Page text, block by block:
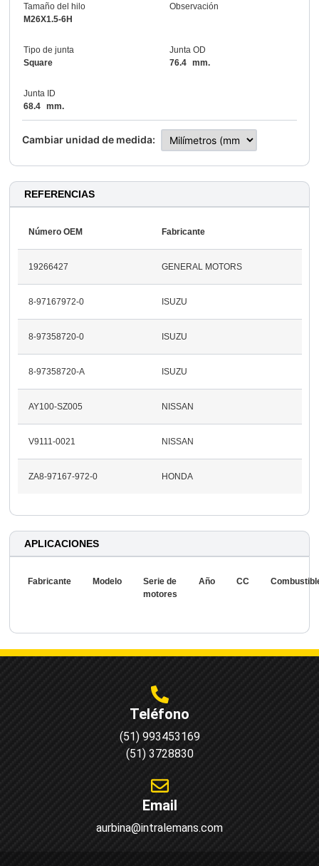
Tamaño del hilo
M26X1.5-6H
Observación
Tipo de junta
Square
Junta OD
76.4 mm.
Junta ID
68.4 mm.
Cambiar unidad de medida:
REFERENCIAS
Número OEM Fabricante
19266427 GENERAL MOTORS
8-97167972-0 ISUZU
8-97358720-0 ISUZU
8-97358720-A ISUZU
AY100-SZ005 NISSAN
V9111-0021 NISSAN
ZA8-97167-972-0 HONDA
APLICACIONES
Fabricante Modelo
Serie de
motores
Año CC
Teléfono
(51) 993453169
(51) 3728830
Email
aurbina@intralemans.com